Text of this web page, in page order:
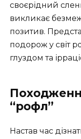
своєрідний
викликає
позитив.
подорож у світ
глуздом та
“рофл”
Настав час